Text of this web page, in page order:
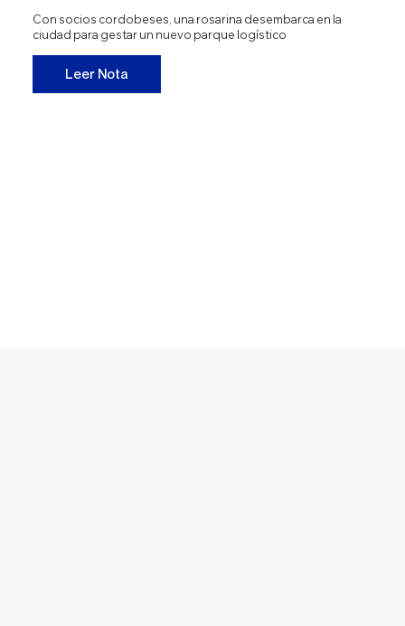
Con socios cordobeses, una rosarina desembarca en la
ciudad para gestar un nuevo parque logístico
Leer Nota